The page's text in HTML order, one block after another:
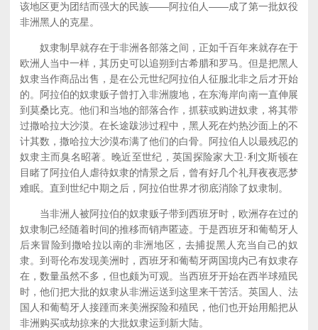
该地区更为团结而强大的民族——阿拉伯人——成了第一批奴役
非洲黑人的克星。
奴隶制早就存在于非洲各部落之间，正如千百年来就存在于
欧洲人当中一样，其历史可以追朔到古希腊和罗马。但是把黑人
奴隶当作商品出售，是在公元世纪阿拉伯人征服北非之后才开始
的。阿拉伯的奴隶贩子曾打入非洲腹地，在东海岸向南一直伸展
到莫桑比克。他们和当地的部落合作，抓获或购进奴隶，将其带
过撒哈拉大沙漠。在长途跋涉过程中，黑人死在灼热沙面上的不
计其数，撒哈拉大沙漠布满了他们的白骨。阿拉伯人以最残忍的
奴隶主而臭名昭著。晚近至世纪，英国探险家大卫·利文斯顿在
目睹了阿拉伯人虐待奴隶的情景之后，曾有好几个礼拜夜夜恶梦
难眠。直到世纪中期之后，阿拉伯世界才彻底消除了奴隶制。
当非洲人被阿拉伯的奴隶贩子带到西班牙时，欧洲存在过的
奴隶制己经随着时间的推移而销声匿迹。于是西班牙和葡萄牙人
后来冒险到撒哈拉以南的非洲地区，去捕捉黑人充当自己的奴
隶。到哥伦布发现美洲时，西班牙和葡萄牙两国境内己有奴隶存
在，数量虽然不多，但也颇为可观。当西班牙开始在西半球殖民
时，他们把大批的奴隶从非洲运送到这里来干苦活。英国人、法
国人和葡萄牙人接踵而来美洲探险和殖民，他们也开始用船把从
非洲购买或劫掠来的大批奴隶运到新大陆。